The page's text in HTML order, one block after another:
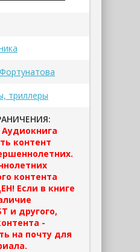
триллеры
контент
контента
Если в книге
и другого,
-
на почту для